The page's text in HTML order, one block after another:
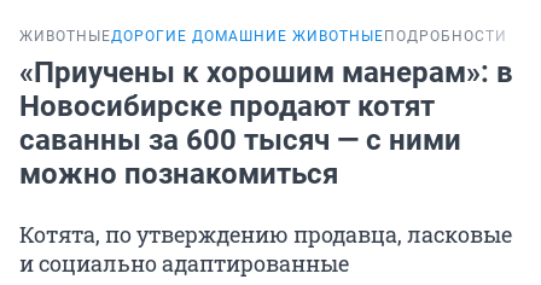
ЖИВОТНЫЕДОРОГИЕ ДОМАШНИЕ ЖИВОТНЫЕ ПОДРОБНОСТИ
«Приучены к хорошим манерам»: в
Новосибирске продают котят
саванны за 600 тысяч — с ними
можно познакомиться
Котята, по утверждению продавца, ласковые
и социально адаптированные